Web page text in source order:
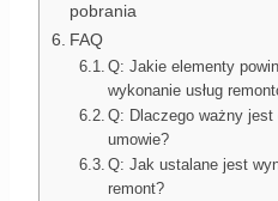
pobrania
FAQ
Q: Jakie elementy
wykonanie usług
Q: Dlaczego ważny
umowie?
Q: Jak ustalane jest
remont?